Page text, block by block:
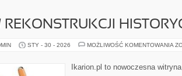
REKONSTRUKCJI
STY - 30 - 2026 MOŻLIWOŚĆ KOMENTOWANIA
Ikarion.pl to nowoczesna